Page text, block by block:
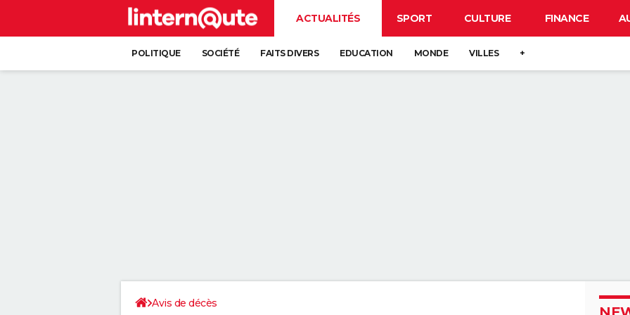
ACTUALITÉS SPORT CULTURE FINANCE
POLITIQUE SOCIÉTÉ FAITS DIVERS EDUCATION MONDE VILLES +
Avis de décès